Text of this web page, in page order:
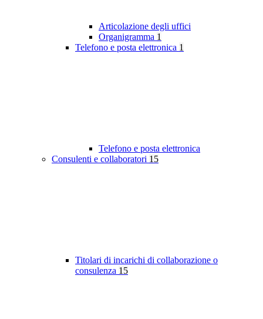
Articolazione degli uffici
Organigramma 1
Telefono e posta elettronica 1
Telefono e posta elettronica
Consulenti e collaboratori 15
Titolari di incarichi di collaborazione o
consulenza 15